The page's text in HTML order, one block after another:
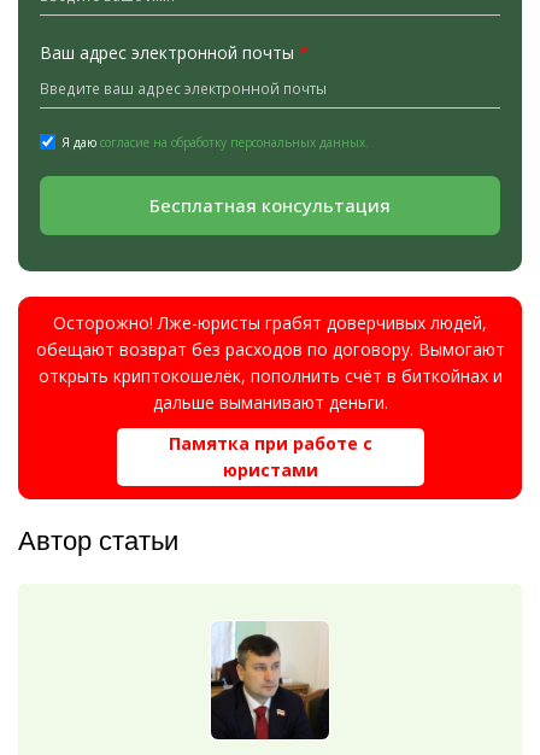
Ваш адрес электронной почты *
Я даю согласие на обработку персональных данных.
Бесплатная консультация
Осторожно! Лже-юристы грабят доверчивых людей,
обещают возврат без расходов по договору. Вымогают
открыть криптокошелёк, пополнить счёт в биткойнах и
дальше выманивают деньги.
Памятка при работе с
юристами
Автор статьи